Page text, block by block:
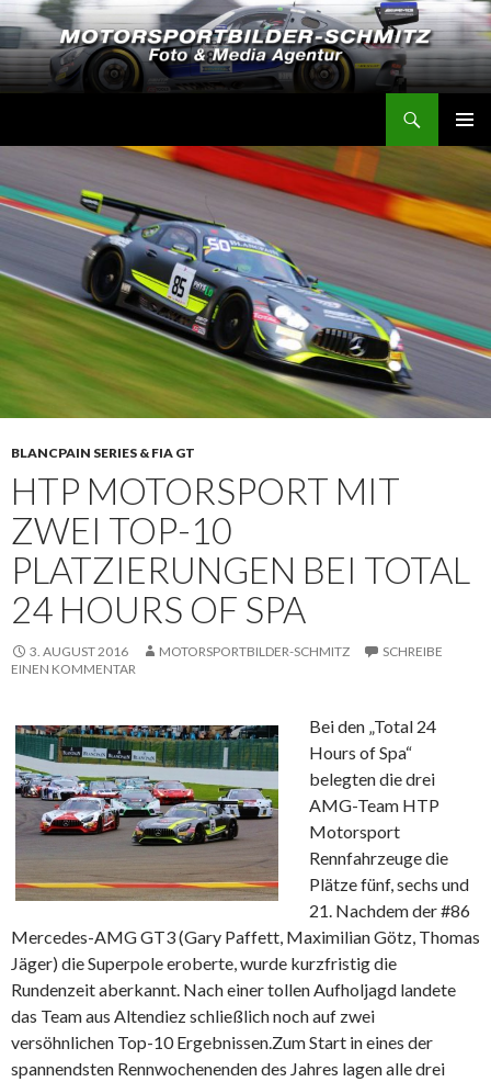
INHALT
BLANCPAIN SERIES & FIA GT
HTP MOTORSPORT MIT
ZWEI TOP-10
PLATZIERUNGEN BEI TOTAL
24 HOURS OF SPA
3. AUGUST 2016 MOTORSPORTBILDER-SCHMITZ
SCHREIBE
EINEN KOMMENTAR
Bei den „Total 24
Hours of Spa“
belegten die drei
AMG-Team HTP
Motorsport
Rennfahrzeuge die
Plätze fünf, sechs und
21. Nachdem der #86
Mercedes-AMG GT3 (Gary Paffett, Maximilian Götz, Thomas
Jäger) die Superpole eroberte, wurde kurzfristig die
Rundenzeit aberkannt. Nach einer tollen Aufholjagd landete
das Team aus Altendiez schließlich noch auf zwei
versöhnlichen Top-10 Ergebnissen.Zum Start in eines der
spannendsten Rennwochenenden des Jahres lagen alle drei